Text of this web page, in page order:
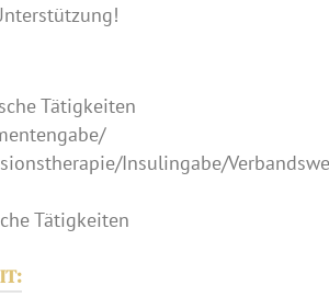
Tätigkeiten
Insulingabe/
Tätigkeiten